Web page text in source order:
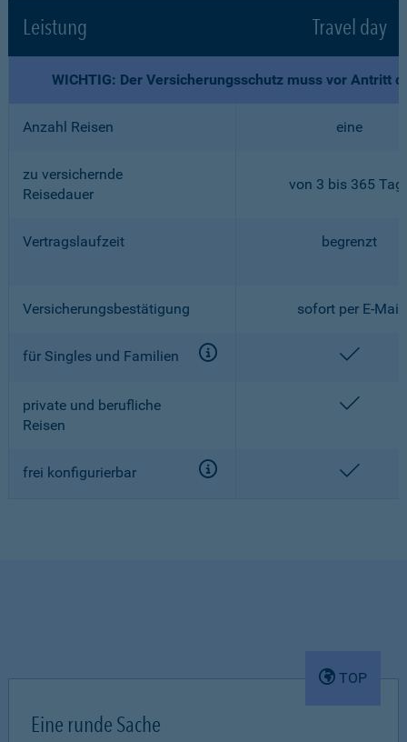
Leistung Travel day
WICHTIG: Der Versicherungsschutz muss vor Antritt
Anzahl Reisen eine
zu versichernde
Reisedauer
von 3 bis 365
Vertragslaufzeit begrenzt
Versicherungsbestätigung sofort per E-Mail
für Singles und Familien
private und berufliche
Reisen
frei konfigurierbar
TOP
Eine runde Sache